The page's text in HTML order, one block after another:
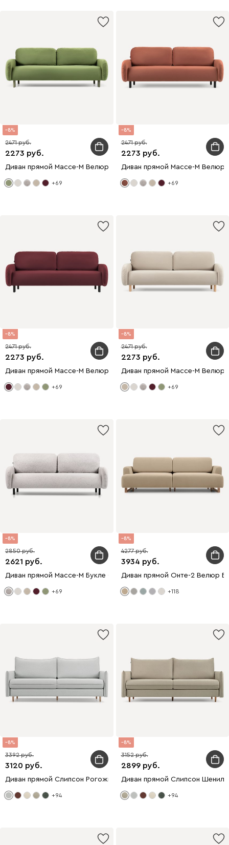
8
2273
2471
Диван прямой Массе-М Велюр Оливковый
+69
8
2273
2471
Диван прямой Массе-М Велюр
+69
8
2273
2471
Диван прямой Массе-М Велюр Бордовый
+69
8
2273
2471
Диван прямой Массе-М Велюр
+69
8
2621
2850
Диван прямой Массе-М Букле Серый
+69
8
3934
4277
Диван прямой Онте-2 Велюр
+118
8
3120
3392
Диван прямой Слипсон Рогожка Серый
+94
8
2899
3152
Диван прямой Слипсон Шенилл
+94